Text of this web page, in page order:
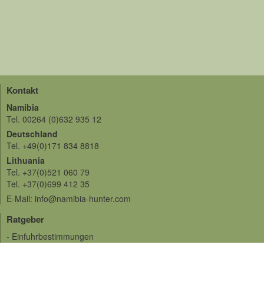
Kontakt
Namibia
Tel. 00264 (0)632 935 12
Deutschland
Tel. +49(0)171 834 8818
Lithuania
Tel. +37(0)521 060 79
Tel. +37(0)699 412 35
E-Mail: info@namibia-hunter.com
Ratgeber
- Einfuhrbestimmungen